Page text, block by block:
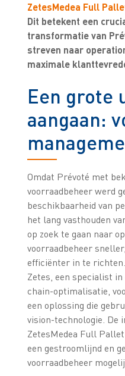
ZetesMedea Full
Dit betekent een
transformatie van
streven naar
maximale
Een grote
aangaan:
Omdat Prévoté met
voorraadbeheer werd
beschikbaarheid van
het lang vasthouden
op zoek te gaan naar
voorraadbeheer
efficiënter in te
Zetes, een specialist
chain-optimalisatie,
een oplossing die
vision-technologie. De
ZetesMedea Full
een gestroomlijnd en
voorraadbeheer